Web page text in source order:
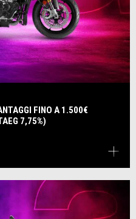
FINO A 1.500€
7,75%)